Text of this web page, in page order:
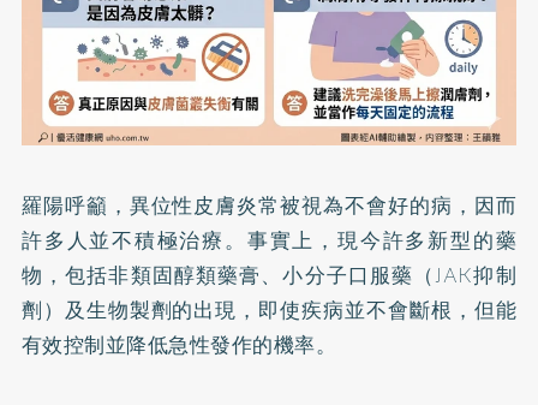
羅陽呼籲，異位性皮膚炎常被視為不會好的病，因而
許多人並不積極治療。事實上，現今許多新型的藥
物，包括非類固醇類藥膏、小分子口服藥（JAK抑制
劑）及生物製劑的出現，即使疾病並不會斷根，但能
有效控制並降低急性發作的機率。